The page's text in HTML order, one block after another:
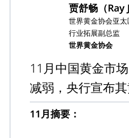
已晚，无法扭转全
元人民币）的流出
黄金ETF流出量
金，沉寂了三年之
金总储备进而增至
吨
贾舒畅（Ray
世界黄金协会亚
行业拓展副总监
世界黄金协会
11月中国黄金市
减弱，央行宣布
11月摘要：